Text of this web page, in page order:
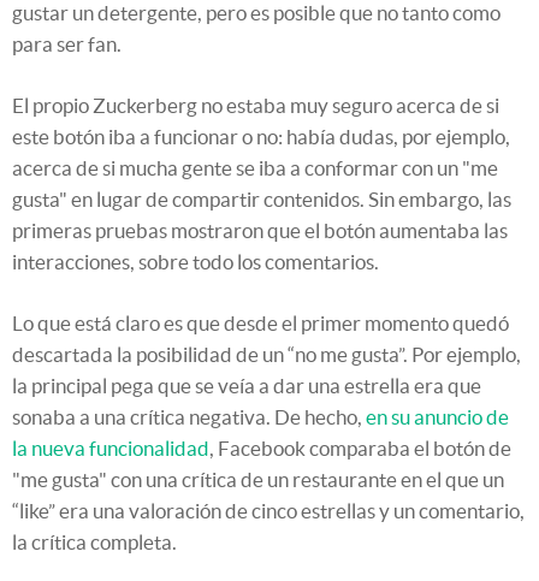
gustar un detergente, pero es posible que no tanto como
para ser fan.
El propio Zuckerberg no estaba muy seguro acerca de si
este botón iba a funcionar o no: había dudas, por ejemplo,
acerca de si mucha gente se iba a conformar con un "me
gusta" en lugar de compartir contenidos. Sin embargo, las
primeras pruebas mostraron que el botón aumentaba las
interacciones, sobre todo los comentarios.
Lo que está claro es que desde el primer momento quedó
descartada la posibilidad de un “no me gusta”. Por ejemplo,
la principal pega que se veía a dar una estrella era que
sonaba a una crítica negativa. De hecho, en su anuncio de
la nueva funcionalidad, Facebook comparaba el botón de
"me gusta" con una crítica de un restaurante en el que un
“like” era una valoración de cinco estrellas y un comentario,
la crítica completa.